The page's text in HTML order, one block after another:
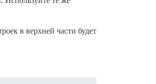
в верхней части будет